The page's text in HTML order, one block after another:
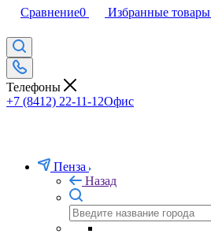
Сравнение0 Избранные товары
Телефоны
+7 (8412) 22-11-12Офис
Пенза
Назад